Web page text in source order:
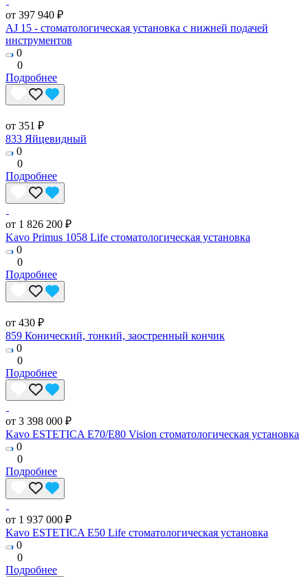
от 397 940 ₽
AJ 15 - стоматологическая установка с нижней подачей
инструментов
0
0
Подробнее
от 351 ₽
833 Яйцевидный
0
0
Подробнее
от 1 826 200 ₽
Kavo Primus 1058 Life стоматологическая установка
0
0
Подробнее
от 430 ₽
859 Конический, тонкий, заостренный кончик
0
0
Подробнее
от 3 398 000 ₽
Kavo ESTETICA E70/E80 Vision стоматологическая установка
0
0
Подробнее
от 1 937 000 ₽
Kavo ESTETICA E50 Life стоматологическая установка
0
0
Подробнее